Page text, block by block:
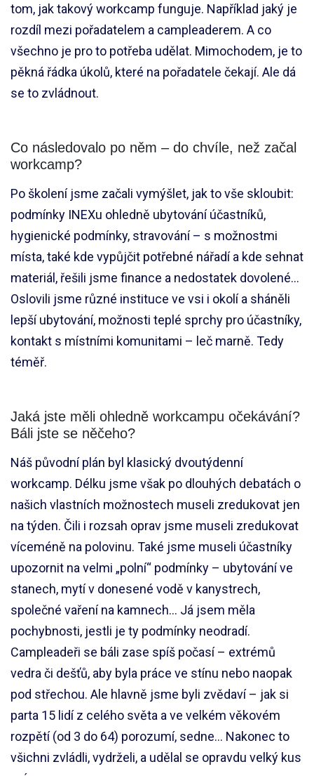
tom, jak takový workcamp funguje. Například jaký je
rozdíl mezi pořadatelem a campleaderem. A co
všechno je pro to potřeba udělat. Mimochodem, je to
pěkná řádka úkolů, které na pořadatele čekají. Ale dá
se to zvládnout.
Co následovalo po něm – do chvíle, než začal
workcamp?
Po školení jsme začali vymýšlet, jak to vše skloubit:
podmínky INEXu ohledně ubytování účastníků,
hygienické podmínky, stravování – s možnostmi
místa, také kde vypůjčit potřebné nářadí a kde sehnat
materiál, řešili jsme finance a nedostatek dovolené…
Oslovili jsme různé instituce ve vsi i okolí a sháněli
lepší ubytování, možnosti teplé sprchy pro účastníky,
kontakt s místními komunitami – leč marně. Tedy
téměř.
Jaká jste měli ohledně workcampu očekávání?
Báli jste se něčeho?
Náš původní plán byl klasický dvoutýdenní
workcamp. Délku jsme však po dlouhých debatách o
našich vlastních možnostech museli zredukovat jen
na týden. Čili i rozsah oprav jsme museli zredukovat
víceméně na polovinu. Také jsme museli účastníky
upozornit na velmi „polní“ podmínky – ubytování ve
stanech, mytí v donesené vodě v kanystrech,
společné vaření na kamnech… Já jsem měla
pochybnosti, jestli je ty podmínky neodradí.
Campleadeři se báli zase spíš počasí – extrémů
vedra či dešťů, aby byla práce ve stínu nebo naopak
pod střechou. Ale hlavně jsme byli zvědaví – jak si
parta 15 lidí z celého světa a ve velkém věkovém
rozpětí (od 3 do 64) porozumí, sedne… Nakonec to
všichni zvládli, vydrželi, a udělal se opravdu velký kus